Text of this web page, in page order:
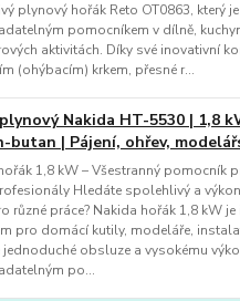
plynový hořák Reto OT0863, který je
pomocníkem v dílně,
aktivitách. Díky své inovativní
(ohýbacím) krkem, přesné r...
Nakida HT-5530 | 1,8
butan | Pájení, ohřev,
1,8 kW – Všestranný pomocník
Hledáte spolehlivý a
různé práce? Nakida hořák 1,8 kW
pro domácí kutily, modeláře,
jednoduché obsluze a vysokému
po...